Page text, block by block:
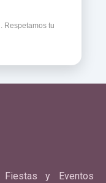
Respetamos tu
Fiestas y Eventos